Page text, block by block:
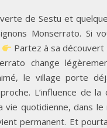
Monserrato. Si
Partez à sa
change
le village porte
L’influence de
vie quotidienne, dans
permanent. Et